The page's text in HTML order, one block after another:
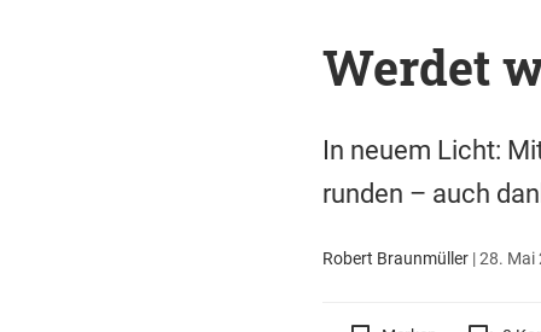
Werdet
In neuem Licht:
runden – auch
Robert Braunmüller|28. Mai